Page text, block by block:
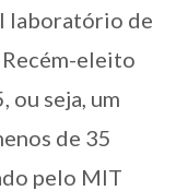
laboratório de
eleito
ou seja, um
de 35
pelo MIT